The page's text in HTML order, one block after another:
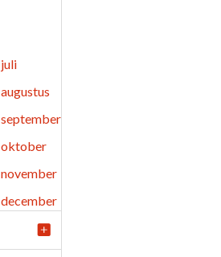
juli
augustus
september
oktober
november
december